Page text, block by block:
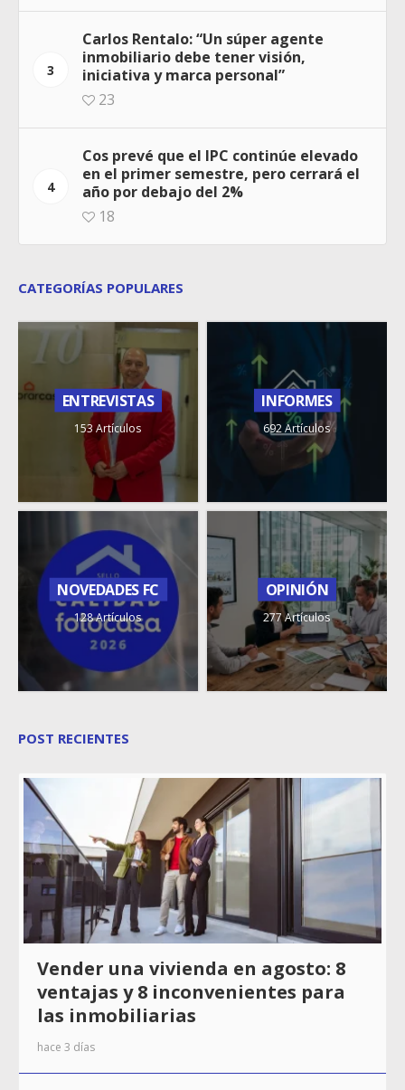
3
Carlos Rentalo: “Un súper agente
inmobiliario debe tener visión,
iniciativa y marca personal”
23
4
Cos prevé que el IPC continúe elevado
en el primer semestre, pero cerrará el
año por debajo del 2%
18
CATEGORÍAS POPULARES
ENTREVISTAS
153 Artículos
INFORMES
692 Artículos
NOVEDADES FC
128 Artículos
OPINIÓN
277 Artículos
POST RECIENTES
Vender una vivienda en agosto: 8
ventajas y 8 inconvenientes para
las inmobiliarias
hace 3 días